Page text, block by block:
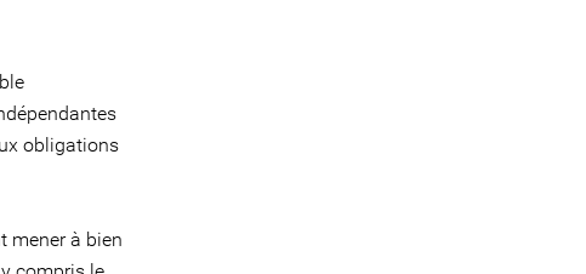
obligations
mener à bien